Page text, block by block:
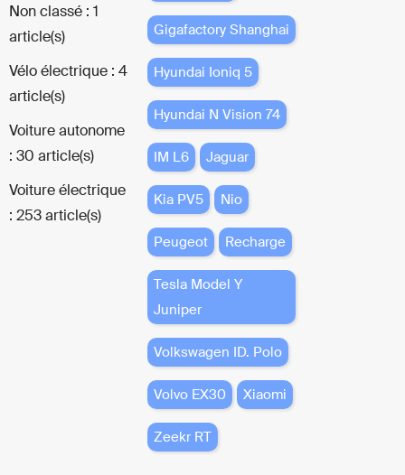
Non classé : 1
article(s)
Vélo électrique : 4
article(s)
Voiture autonome
: 30 article(s)
Voiture électrique
: 253 article(s)
Gigafactory Shanghai
Hyundai Ioniq 5
Hyundai N Vision 74
IM L6 Jaguar
Kia PV5 Nio
Peugeot Recharge
Tesla Model Y
Juniper
Volkswagen ID. Polo
Volvo EX30 Xiaomi
Zeekr RT